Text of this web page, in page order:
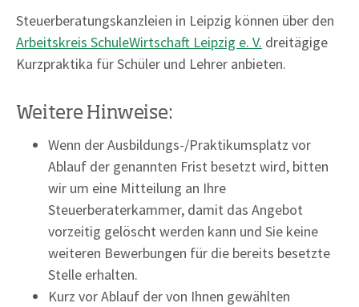
Steuerberatungskanzleien in Leipzig können über den
Arbeitskreis SchuleWirtschaft Leipzig e. V. dreitägige
Kurzpraktika für Schüler und Lehrer anbieten.
Weitere Hinweise:
Wenn der Ausbildungs-/Praktikumsplatz vor
Ablauf der genannten Frist besetzt wird, bitten
wir um eine Mitteilung an Ihre
Steuerberaterkammer, damit das Angebot
vorzeitig gelöscht werden kann und Sie keine
weiteren Bewerbungen für die bereits besetzte
Stelle erhalten.
Kurz vor Ablauf der von Ihnen gewählten